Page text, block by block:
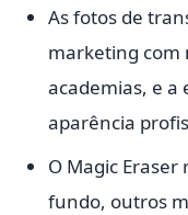
As fotos de
marketing com
academias, e a
aparência
O Magic
fundo, outros